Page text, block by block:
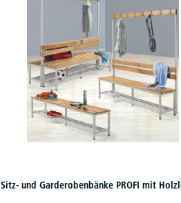
Sitz- und Garderobenbänke PROFI mit